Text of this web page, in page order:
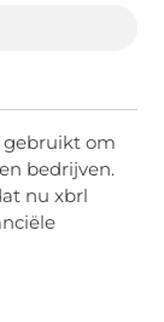
gebruikt om
bedrijven.
nu xbrl